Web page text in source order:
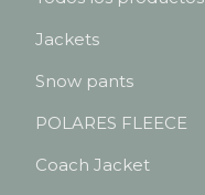
Jackets
Snow pants
POLARES FLEECE
Coach Jacket